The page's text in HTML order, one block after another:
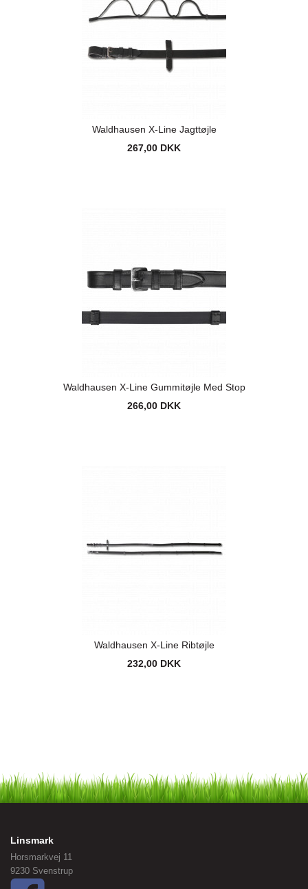
Waldhausen X-Line Jagttøjle
267,00 DKK
Waldhausen X-Line Gummitøjle Med Stop
266,00 DKK
Waldhausen X-Line Ribtøjle
232,00 DKK
Linsmark
Horsmarkvej 11
9230 Svenstrup